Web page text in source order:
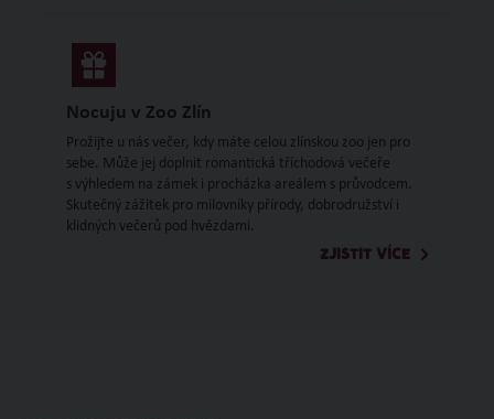
Nocuju v Zoo Zlín
Prožijte u nás večer, kdy máte celou zlínskou zoo jen pro
sebe. Může jej doplnit romantická tříchodová večeře
s výhledem na zámek i procházka areálem s průvodcem.
Skutečný zážitek pro milovníky přírody, dobrodružství i
klidných večerů pod hvězdami.
ZJISTIT VÍCE